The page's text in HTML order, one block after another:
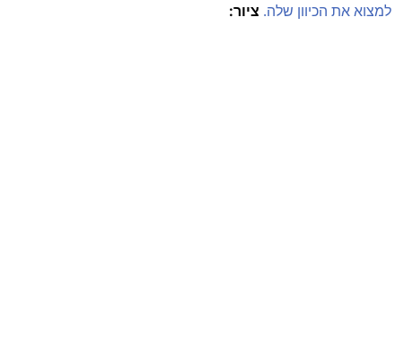
את הכיוון שלה. ציור: